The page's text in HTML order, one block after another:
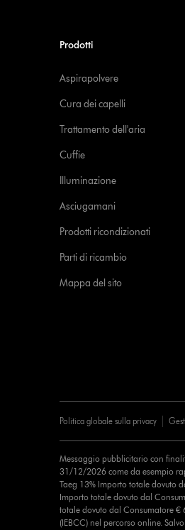
Prodotti
Aspirapolvere
Cura dei capelli
Trattamento dell'aria
Cuffie
Illuminazione
Asciugamani
Prodotti ricondizionati
Parti di ricambio
Mappa del sito
Politica globale sulla privacy
Messaggio pubblicitario con
31/12/2026 come da esempio
Taeg 13% Importo totale dovuto
Importo totale dovuto dal
totale dovuto dal Consumatore €
(IEBCC) nel percorso online.